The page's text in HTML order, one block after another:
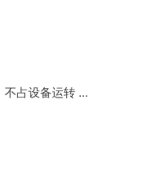
不占设备运转 …